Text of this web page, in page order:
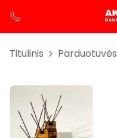
Titulinis Parduotuvės